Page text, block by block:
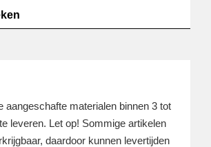
aangeschafte materialen binnen 3 tot
leveren. Let op! Sommige artikelen
daardoor kunnen levertijden